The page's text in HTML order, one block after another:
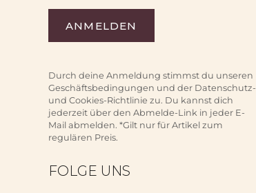
Durch deine Anmeldung stimmst du unseren
Geschäftsbedingungen und der Datenschutz-
und Cookies-Richtlinie zu. Du kannst dich
jederzeit über den Abmelde-Link in jeder E-
Mail abmelden. *Gilt nur für Artikel zum
regulären Preis.
FOLGE UNS